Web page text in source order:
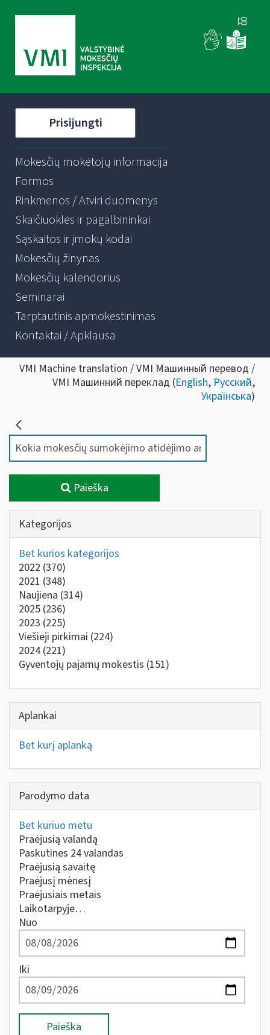
Prisijungti
Mokesčių mokėtojų informacija
Formos
Rinkmenos / Atviri duomenys
Skaičiuoklės ir pagalbininkai
Sąskaitos ir įmokų kodai
Mokesčių žinynas
Mokesčių kalendorius
Seminarai
Tarptautinis apmokestinimas
Kontaktai / Apklausa
VMI Machine translation / VMI Машинный перевод /
VMI Машинний переклад (English, Русский,
Українська)
Paieška
Kategorijos
Bet kurios kategorijos
2022 (370)
2021 (348)
Naujiena (314)
2025 (236)
2023 (225)
Viešieji pirkimai (224)
2024 (221)
Gyventojų pajamų mokestis (151)
Aplankai
Bet kurį aplanką
Parodymo data
Bet kuriuo metu
Praėjusią valandą
Paskutines 24 valandas
Praėjusią savaitę
Praėjusį mėnesį
Praėjusiais metais
Laikotarpyje…
Nuo
Iki
Paieška